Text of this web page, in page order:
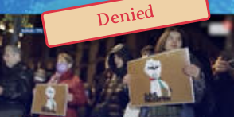
Denied